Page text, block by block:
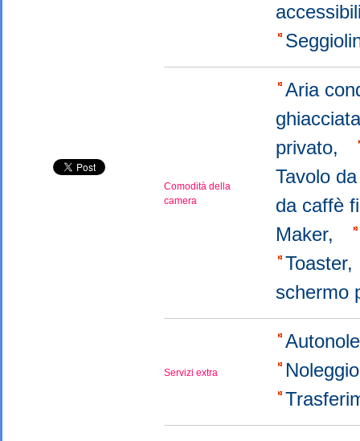
Comodità della
camera
Aria
privato,
Tavolo
da caffè
Maker,
Servizi extra